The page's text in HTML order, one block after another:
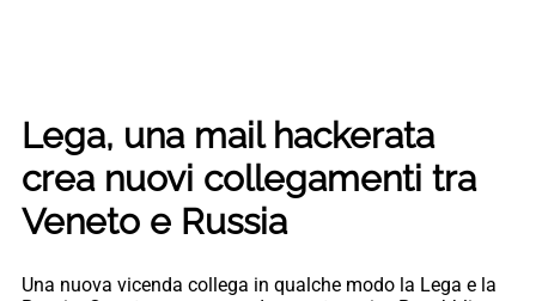
Lega, una mail hackerata
crea nuovi collegamenti tra
Veneto e Russia
Una nuova vicenda collega in qualche modo la Lega e la